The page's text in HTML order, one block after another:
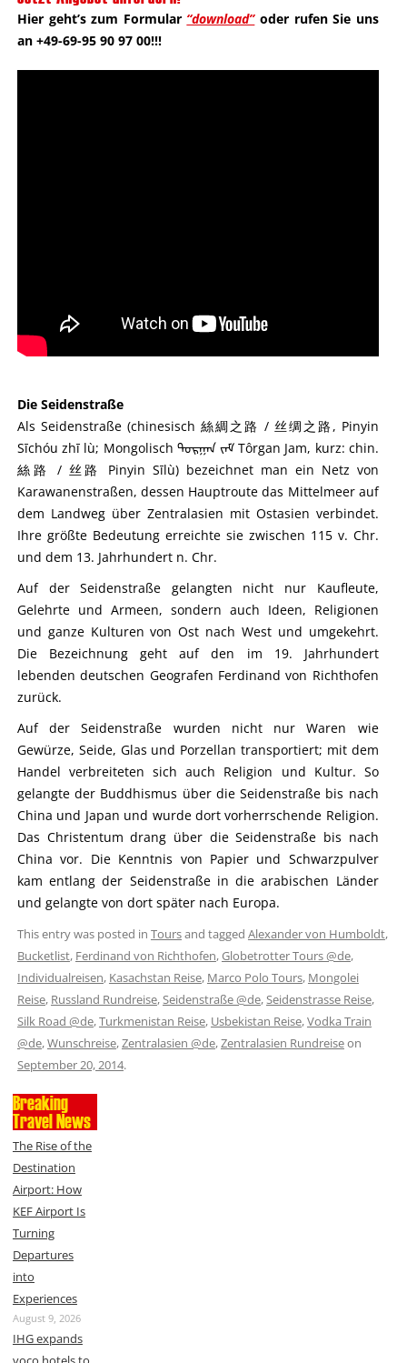
Hier geht’s zum Formular “download”oder rufen Sie uns
an +49-69-95 90 97 00!!!
Die Seidenstraße
Als Seidenstraße (chinesisch 絲綢之路 / 丝绸之路, Pinyin
Sīchóu zhī lù; Mongolisch ᠲᠣᠷᠭᠠᠨ ᠵᠠᠮ Tôrgan Jam, kurz: chin.
絲路 / 丝路 Pinyin Sīlù) bezeichnet man ein Netz von
Karawanenstraßen, dessen Hauptroute das Mittelmeer auf
dem Landweg über Zentralasien mit Ostasien verbindet.
Ihre größte Bedeutung erreichte sie zwischen 115 v. Chr.
und dem 13. Jahrhundert n. Chr.
Auf der Seidenstraße gelangten nicht nur Kaufleute,
Gelehrte und Armeen, sondern auch Ideen, Religionen
und ganze Kulturen von Ost nach West und umgekehrt.
Die Bezeichnung geht auf den im 19. Jahrhundert
lebenden deutschen Geografen Ferdinand von Richthofen
zurück.
Auf der Seidenstraße wurden nicht nur Waren wie
Gewürze, Seide, Glas und Porzellan transportiert; mit dem
Handel verbreiteten sich auch Religion und Kultur. So
gelangte der Buddhismus über die Seidenstraße bis nach
China und Japan und wurde dort vorherrschende Religion.
Das Christentum drang über die Seidenstraße bis nach
China vor. Die Kenntnis von Papier und Schwarzpulver
kam entlang der Seidenstraße in die arabischen Länder
und gelangte von dort später nach Europa.
This entry was posted in Toursand tagged Alexander von Humboldt,
Bucketlist, Ferdinand von Richthofen,Globetrotter Tours @de,
Individualreisen, Kasachstan Reise, Marco Polo Tours, Mongolei
Reise, Russland Rundreise,Seidenstraße @de,Seidenstrasse Reise,
Silk Road @de,Turkmenistan Reise, Usbekistan Reise,Vodka Train
@de,Wunschreise,Zentralasien @de,Zentralasien Rundreiseon
September 20, 2014.
Breaking
Travel News
The Rise of the
Destination
Airport: How
KEF Airport Is
Turning
Departures
into
Experiences
August 9, 2026
IHG expands